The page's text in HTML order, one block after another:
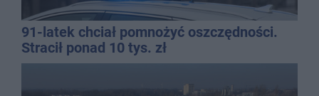
91-latek chciał pomnożyć oszczędności.
Stracił ponad 10 tys. zł